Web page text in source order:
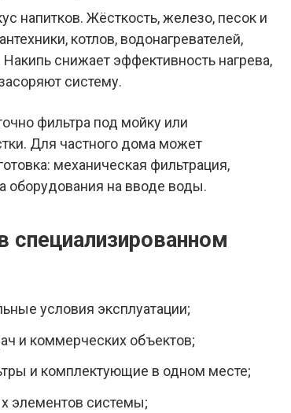
напитков. Жёсткость, железо, песок и
котлов, водонагревателей,
снижает эффективность нагрева,
систему.
фильтра под мойку или
Для частного дома может
механическая фильтрация,
оборудования на вводе воды.
специализированном
условия эксплуатации;
и коммерческих объектов;
и комплектующие в одном месте;
элементов системы;